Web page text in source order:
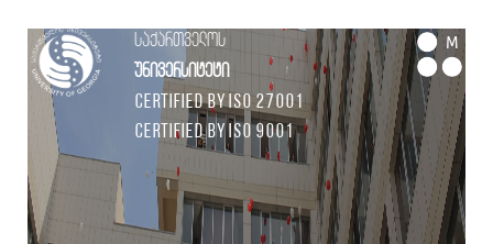
საქართველოს
უნივერსიტეტი
Certified by ISO 27001
Certified by ISO 9001
M